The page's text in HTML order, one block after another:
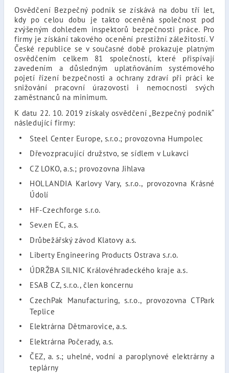
Osvědčení Bezpečný podnik se získává na dobu tří let,
kdy po celou dobu je takto oceněná společnost pod
zvýšeným dohledem inspektorů bezpečnosti práce. Pro
firmy je získání takového ocenění prestižní záležitostí. V
České republice se v současné době prokazuje platným
osvědčením celkem 81 společností, které přispívají
zavedením a důsledným uplatňováním systémového
pojetí řízení bezpečnosti a ochrany zdraví při práci ke
snižování pracovní úrazovosti i nemocnosti svých
zaměstnanců na minimum.
K datu 22. 10. 2019 získaly osvědčení „Bezpečný podnik“
následující firmy:
Steel Center Europe, s.r.o.; provozovna Humpolec
Dřevozpracující družstvo, se sídlem v Lukavci
CZ LOKO, a.s.; provozovna Jihlava
HOLLANDIA Karlovy Vary, s.r.o., provozovna Krásné
Údolí
HF-Czechforge s.r.o.
Sev.en EC, a.s.
Drůbežářský závod Klatovy a.s.
Liberty Engineering Products Ostrava s.r.o.
ÚDRŽBA SILNIC Královéhradeckého kraje a.s.
ESAB CZ, s.r.o., člen koncernu
CzechPak Manufacturing, s.r.o., provozovna CTPark
Teplice
Elektrárna Dětmarovice, a.s.
Elektrárna Počerady, a.s.
ČEZ, a. s.; uhelné, vodní a paroplynové elektrárny a
teplárny